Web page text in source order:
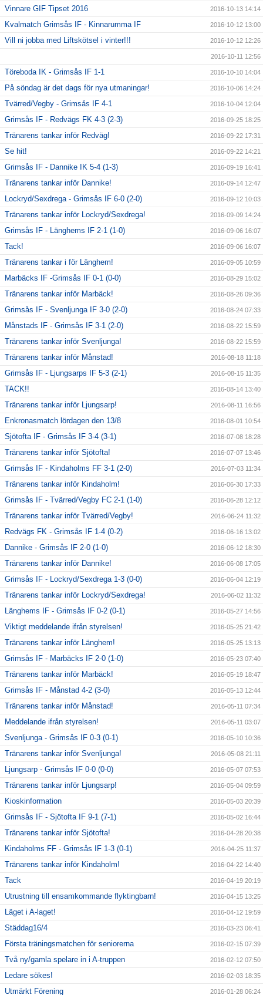
Vinnare GIF Tipset 2016 2016-10-13 14:14
Kvalmatch Grimsås IF - Kinnarumma IF 2016-10-12 13:00
Vill ni jobba med Liftskötsel i vinter!!! 2016-10-12 12:26
2016-10-11 12:56
Töreboda IK - Grimsås IF 1-1 2016-10-10 14:04
På söndag är det dags för nya utmaningar! 2016-10-06 14:24
Tvärred/Vegby - Grimsås IF 4-1 2016-10-04 12:04
Grimsås IF - Redvägs FK 4-3 (2-3) 2016-09-25 18:25
Tränarens tankar inför Redväg! 2016-09-22 17:31
Se hit! 2016-09-22 14:21
Grimsås IF - Dannike IK 5-4 (1-3) 2016-09-19 16:41
Tränarens tankar inför Dannike! 2016-09-14 12:47
Lockryd/Sexdrega - Grimsås IF 6-0 (2-0) 2016-09-12 10:03
Tränarens tankar inför Lockryd/Sexdrega! 2016-09-09 14:24
Grimsås IF - Länghems IF 2-1 (1-0) 2016-09-06 16:07
Tack! 2016-09-06 16:07
Tränarens tankar i för Länghem! 2016-09-05 10:59
Marbäcks IF -Grimsås IF 0-1 (0-0) 2016-08-29 15:02
Tränarens tankar inför Marbäck! 2016-08-26 09:36
Grimsås IF - Svenljunga IF 3-0 (2-0) 2016-08-24 07:33
Månstads IF - Grimsås IF 3-1 (2-0) 2016-08-22 15:59
Tränarens tankar inför Svenljunga! 2016-08-22 15:59
Tränarens tankar inför Månstad! 2016-08-18 11:18
Grimsås IF - Ljungsarps IF 5-3 (2-1) 2016-08-15 11:35
TACK!! 2016-08-14 13:40
Tränarens tankar inför Ljungsarp! 2016-08-11 16:56
Enkronasmatch lördagen den 13/8 2016-08-01 10:54
Sjötofta IF - Grimsås IF 3-4 (3-1) 2016-07-08 18:28
Tränarens tankar inför Sjötofta! 2016-07-07 13:46
Grimsås IF - Kindaholms FF 3-1 (2-0) 2016-07-03 11:34
Tränarens tankar inför Kindaholm! 2016-06-30 17:33
Grimsås IF - Tvärred/Vegby FC 2-1 (1-0) 2016-06-28 12:12
Tränarens tankar inför Tvärred/Vegby! 2016-06-24 11:32
Redvägs FK - Grimsås IF 1-4 (0-2) 2016-06-16 13:02
Dannike - Grimsås IF 2-0 (1-0) 2016-06-12 18:30
Tränarens tankar inför Dannike! 2016-06-08 17:05
Grimsås IF - Lockryd/Sexdrega 1-3 (0-0) 2016-06-04 12:19
Tränarens tankar inför Lockryd/Sexdrega! 2016-06-02 11:32
Länghems IF - Grimsås IF 0-2 (0-1) 2016-05-27 14:56
Viktigt meddelande ifrån styrelsen! 2016-05-25 21:42
Tränarens tankar inför Länghem! 2016-05-25 13:13
Grimsås IF - Marbäcks IF 2-0 (1-0) 2016-05-23 07:40
Tränarens tankar inför Marbäck! 2016-05-19 18:47
Grimsås IF - Månstad 4-2 (3-0) 2016-05-13 12:44
Tränarens tankar inför Månstad! 2016-05-11 07:34
Meddelande ifrån styrelsen! 2016-05-11 03:07
Svenljunga - Grimsås IF 0-3 (0-1) 2016-05-10 10:36
Tränarens tankar inför Svenljunga! 2016-05-08 21:11
Ljungsarp - Grimsås IF 0-0 (0-0) 2016-05-07 07:53
Tränarens tankar inför Ljungsarp! 2016-05-04 09:59
Kioskinformation 2016-05-03 20:39
Grimsås IF - Sjötofta IF 9-1 (7-1) 2016-05-02 16:44
Tränarens tankar inför Sjötofta! 2016-04-28 20:38
Kindaholms FF - Grimsås IF 1-3 (0-1) 2016-04-25 11:37
Tränarens tankar inför Kindaholm! 2016-04-22 14:40
Tack 2016-04-19 20:19
Utrustning till ensamkommande flyktingbarn! 2016-04-15 13:25
Läget i A-laget! 2016-04-12 19:59
Städdag16/4 2016-03-23 06:41
Första träningsmatchen för seniorerna 2016-02-15 07:39
Två ny/gamla spelare in i A-truppen 2016-02-12 07:50
Ledare sökes! 2016-02-03 18:35
Utmärkt Förening 2016-01-28 06:24